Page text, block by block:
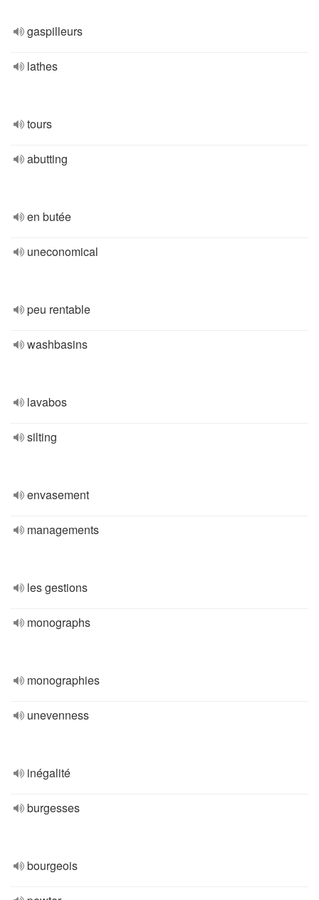
gaspilleurs
lathes
tours
abutting
en butée
uneconomical
peu rentable
washbasins
lavabos
silting
envasement
managements
les gestions
monographs
monographies
unevenness
inégalité
burgesses
bourgeois